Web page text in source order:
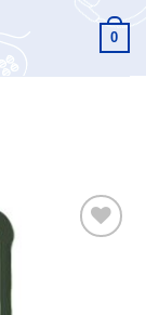
0